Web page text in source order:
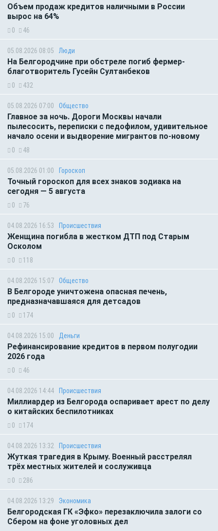
Объем продаж кредитов наличными в России
вырос на 64%
0 46
05.08.2026 08:05 Люди
На Белгородчине при обстреле погиб фермер-
благотворитель Гусейн Султанбеков
0 432
05.08.2026 07:00 Общество
Главное за ночь. Дороги Москвы начали
пылесосить, переписки с педофилом, удивительное
начало осени и выдворение мигрантов по-новому
0 48
05.08.2026 01:00 Гороскоп
Точный гороскоп для всех знаков зодиака на
сегодня — 5 августа
0 76
04.08.2026 16:53 Происшествия
Женщина погибла в жестком ДТП под Старым
Осколом
0 118
04.08.2026 15:07 Общество
В Белгороде уничтожена опасная печень,
предназначавшаяся для детсадов
0 174
04.08.2026 15:00 Деньги
Рефинансирование кредитов в первом полугодии
2026 года
0 46
04.08.2026 14:44 Происшествия
Миллиардер из Белгорода оспаривает арест по делу
о китайских беспилотниках
0 174
04.08.2026 13:32 Происшествия
Жуткая трагедия в Крыму. Военный расстрелял
трёх местных жителей и сослуживца
0 286
04.08.2026 13:29 Экономика
Белгородская ГК «Эфко» перезаключила залоги со
Сбером на фоне уголовных дел